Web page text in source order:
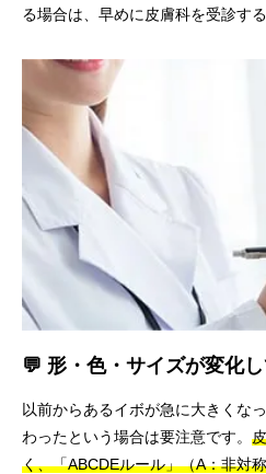
る場合は、早めに皮膚科を受診す
💬 形・色・サイズが変化
以前からあるイボが急に大きくな
わったという場合は要注意です。
く、「ABCDEルール」（A：非対